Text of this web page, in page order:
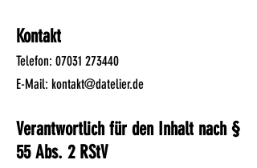
Kontakt
Telefon: 07031 273440
E-Mail: kontakt@datelier.de
Verantwortlich für den Inhalt nach §
55 Abs. 2 RStV